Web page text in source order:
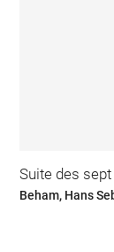
Suite des
Beham, Hans